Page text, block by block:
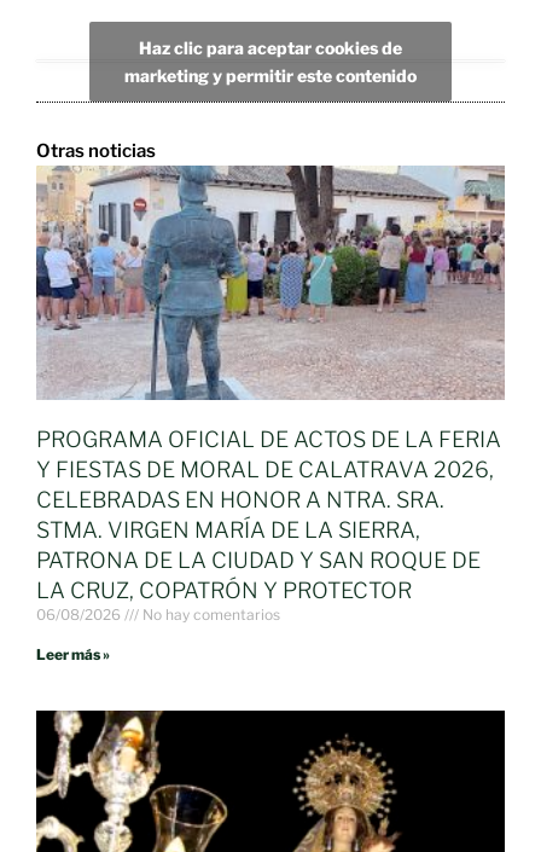
Haz clic para aceptar cookies de
marketing y permitir este contenido
Otras noticias
PROGRAMA OFICIAL DE ACTOS DE LA FERIA
Y FIESTAS DE MORAL DE CALATRAVA 2026,
CELEBRADAS EN HONOR A NTRA. SRA.
STMA. VIRGEN MARÍA DE LA SIERRA,
PATRONA DE LA CIUDAD Y SAN ROQUE DE
LA CRUZ, COPATRÓN Y PROTECTOR
06/08/2026 No hay comentarios
Leer más »